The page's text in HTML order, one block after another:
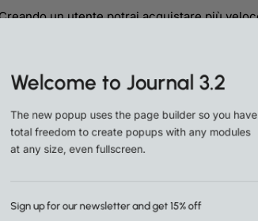
Welcome to Journal 3.2
The new popup uses the page builder so you
total freedom to create popups with any
at any size, even fullscreen.
Sign up for our newsletter and get 15% off
un utente potrai acquistare più
controllare lo stato dei tuoi ordini e tenere